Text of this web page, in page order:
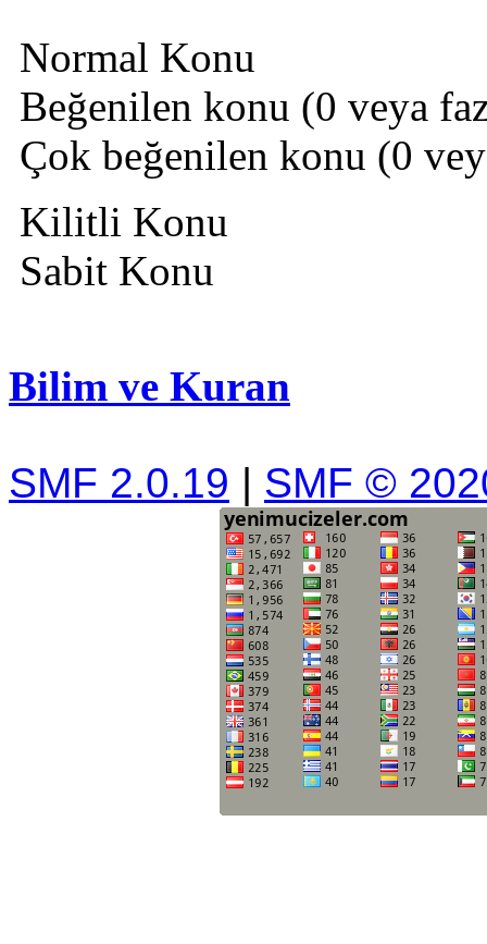
Normal Konu
Beğenilen konu (0 veya
Çok beğenilen konu (0
Kilitli Konu
Sabit Konu
Bilim ve Kuran
SMF 2.0.19 | SMF ©